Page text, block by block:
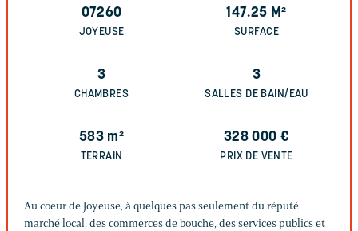
07260
JOYEUSE
147.25 M²
SURFACE
3
CHAMBRES
3
SALLES DE BAIN/EAU
583 m²
TERRAIN
328 000 €
PRIX DE VENTE
Au coeur de Joyeuse, à quelques pas seulement du réputé
marché local, des commerces de bouche, des services publics et